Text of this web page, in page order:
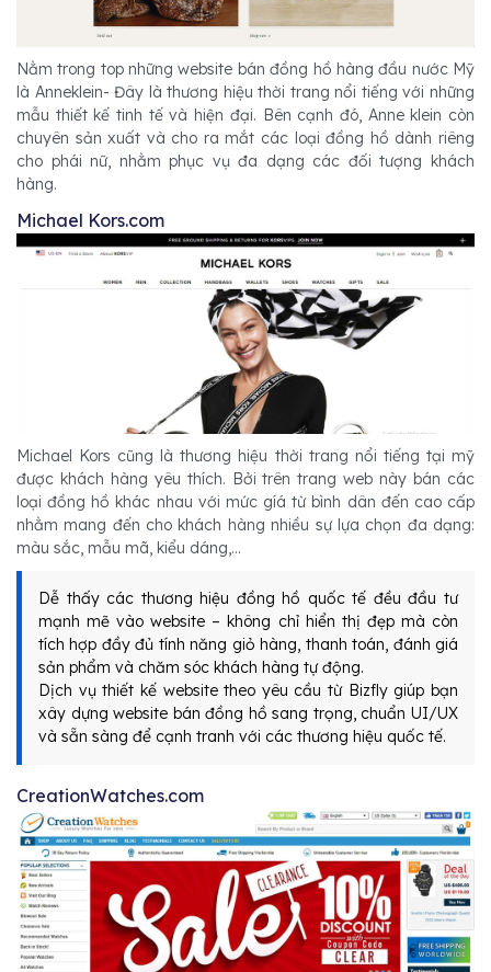
Nằm trong top những website bán đồng hồ hàng đầu nước Mỹ
là Anneklein- Đây là thương hiệu thời trang nổi tiếng với những
mẫu thiết kế tinh tế và hiện đại. Bên cạnh đó, Anne klein còn
chuyên sản xuất và cho ra mắt các loại đồng hồ dành riêng
cho phái nữ, nhằm phục vụ đa dạng các đối tượng khách
hàng.
Michael Kors.com
Michael Kors cũng là thương hiệu thời trang nổi tiếng tại mỹ
được khách hàng yêu thích. Bởi trên trang web này bán các
loại đồng hồ khác nhau với mức gíá từ bình dân đến cao cấp
nhằm mang đến cho khách hàng nhiều sự lựa chọn đa dạng:
màu sắc, mẫu mã, kiểu dáng,...
Dễ thấy các thương hiệu đồng hồ quốc tế đều đầu tư
mạnh mẽ vào website – không chỉ hiển thị đẹp mà còn
tích hợp đầy đủ tính năng giỏ hàng, thanh toán, đánh giá
sản phẩm và chăm sóc khách hàng tự động.
Dịch vụ thiết kế website theo yêu cầu từ Bizfly giúp bạn
xây dựng website bán đồng hồ sang trọng, chuẩn UI/UX
và sẵn sàng để cạnh tranh với các thương hiệu quốc tế.
CreationWatches.com